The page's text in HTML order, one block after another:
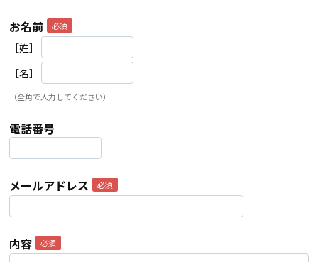
お名前
［姓］
［名］
（全角で入力してください）
電話番号
メールアドレス
内容